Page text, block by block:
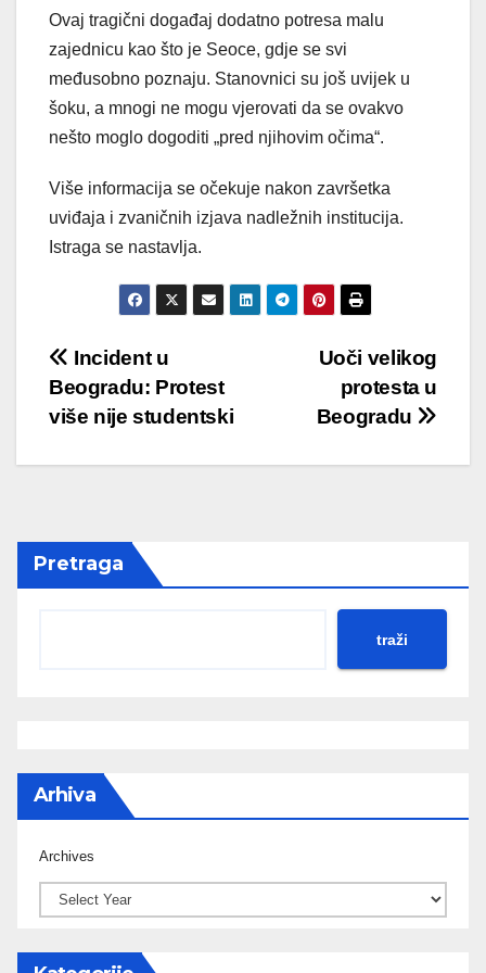
Ovaj tragični događaj dodatno potresa malu
zajednicu kao što je Seoce, gdje se svi
međusobno poznaju. Stanovnici su još uvijek u
šoku, a mnogi ne mogu vjerovati da se ovakvo
nešto moglo dogoditi „pred njihovim očima“.
Više informacija se očekuje nakon završetka
uviđaja i zvaničnih izjava nadležnih institucija.
Istraga se nastavlja.
Post
navigation
Uoči velikog
protesta u
Beogradu
Incident u
Beogradu: Protest
više nije studentski
Pretraga
traži
Arhiva
Archives